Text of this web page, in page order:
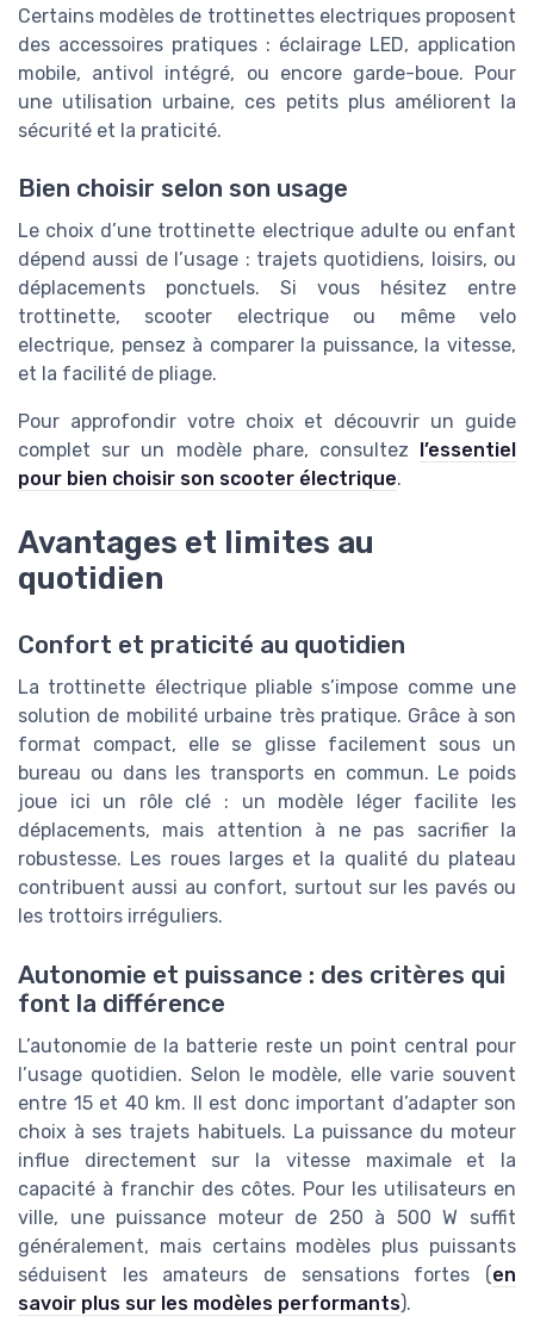
Certains modèles de trottinettes electriques proposent
des accessoires pratiques : éclairage LED, application
mobile, antivol intégré, ou encore garde-boue. Pour
une utilisation urbaine, ces petits plus améliorent la
sécurité et la praticité.
Bien choisir selon son usage
Le choix d’une trottinette electrique adulte ou enfant
dépend aussi de l’usage : trajets quotidiens, loisirs, ou
déplacements ponctuels. Si vous hésitez entre
trottinette, scooter electrique ou même velo
electrique, pensez à comparer la puissance, la vitesse,
et la facilité de pliage.
Pour approfondir votre choix et découvrir un guide
complet sur un modèle phare, consultez l’essentiel
pour bien choisir son scooter électrique.
Avantages et limites au
quotidien
Confort et praticité au quotidien
La trottinette électrique pliable s’impose comme une
solution de mobilité urbaine très pratique. Grâce à son
format compact, elle se glisse facilement sous un
bureau ou dans les transports en commun. Le poids
joue ici un rôle clé : un modèle léger facilite les
déplacements, mais attention à ne pas sacrifier la
robustesse. Les roues larges et la qualité du plateau
contribuent aussi au confort, surtout sur les pavés ou
les trottoirs irréguliers.
Autonomie et puissance : des critères qui
font la différence
L’autonomie de la batterie reste un point central pour
l’usage quotidien. Selon le modèle, elle varie souvent
entre 15 et 40 km. Il est donc important d’adapter son
choix à ses trajets habituels. La puissance du moteur
influe directement sur la vitesse maximale et la
capacité à franchir des côtes. Pour les utilisateurs en
ville, une puissance moteur de 250 à 500 W suffit
généralement, mais certains modèles plus puissants
séduisent les amateurs de sensations fortes (en
savoir plus sur les modèles performants).